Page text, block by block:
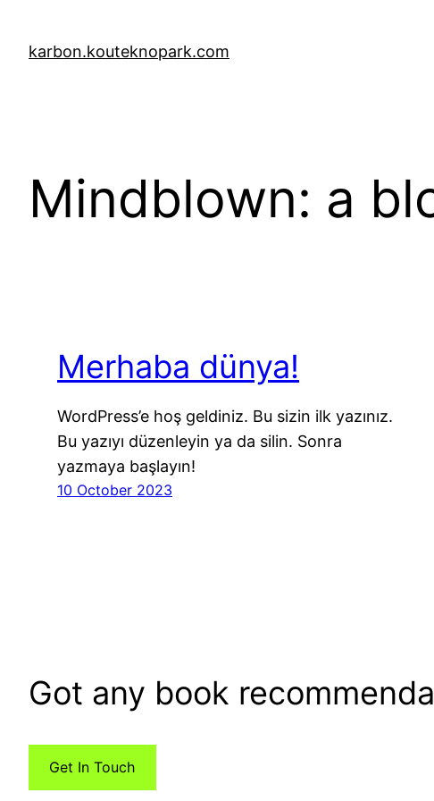
content
karbon.kouteknopark.com
Mindblown: a
Merhaba dünya!
WordPress’e hoş geldiniz. Bu sizin ilk yazınız.
Bu yazıyı düzenleyin ya da silin. Sonra
yazmaya başlayın!
10 October 2023
Got any book
Get In Touch